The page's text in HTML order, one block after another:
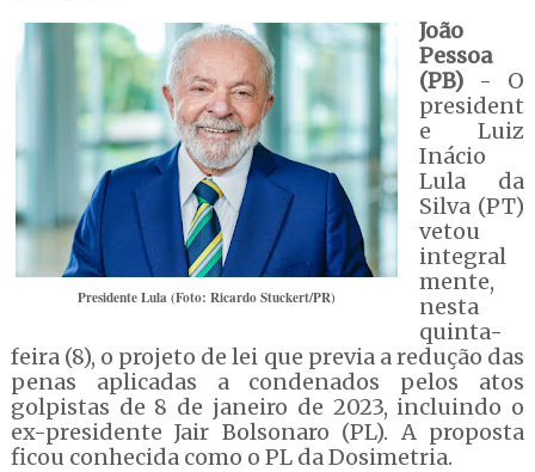
Presidente Lula (Foto: Ricardo Stuckert/PR)
João
Pessoa
(PB)- O
president
e Luiz
Inácio
Lula da
Silva (PT)
vetou
integral
mente,
nesta
quinta-
feira (8), o projeto de lei que previa a redução das
penas aplicadas a condenados pelos atos
golpistas de 8 de janeiro de 2023, incluindo o
ex-presidente Jair Bolsonaro (PL). A proposta
ficou conhecida como o PL da Dosimetria.